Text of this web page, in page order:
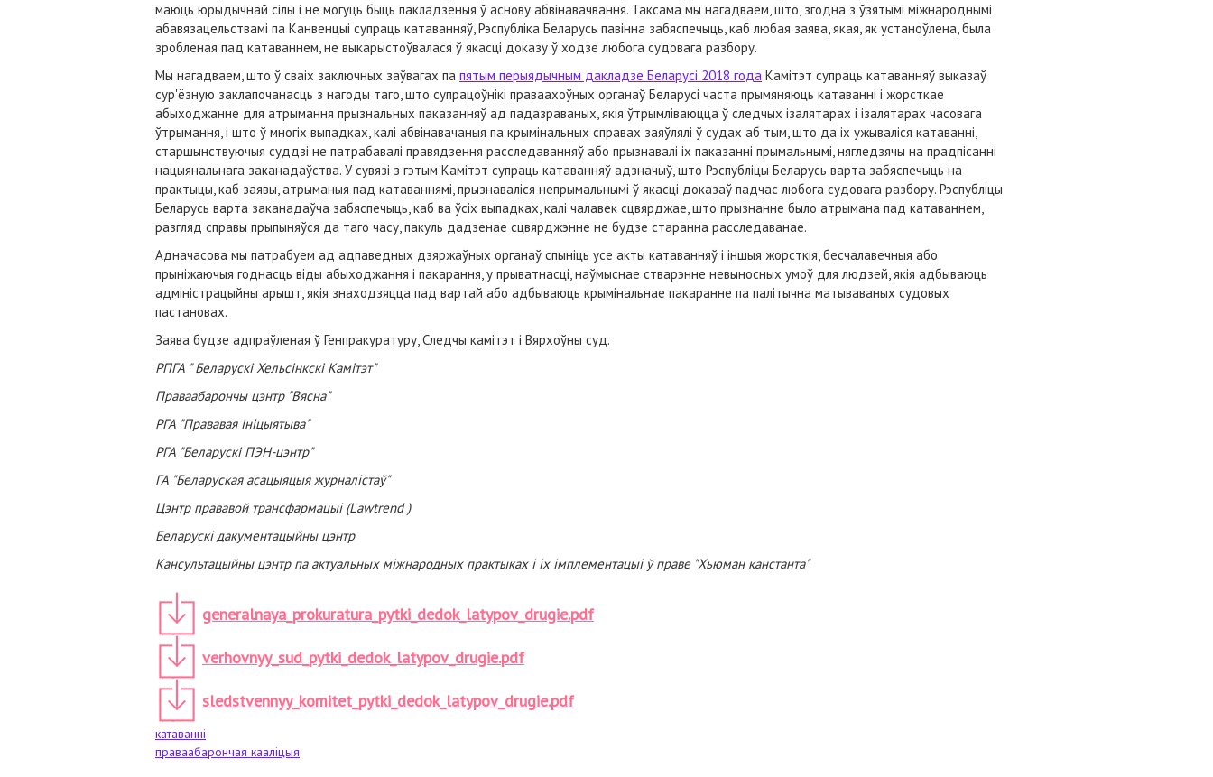
маюць юрыдычнай сілы і не могуць быць пакладзеныя ў аснову абвінавачвання. Таксама мы нагадваем, што, згодна з ўзятымі міжнароднымі
абавязацельствамі па Канвенцыі супраць катаванняў, Рэспубліка Беларусь павінна забяспечыць, каб любая заява, якая, як устаноўлена, была
зробленая пад катаваннем, не выкарыстоўвалася ў якасці доказу ў ходзе любога судовага разбору.
Мы нагадваем, што ў сваіх заключных заўвагах па пятым перыядычным дакладзе Беларусі 2018 года Камітэт супраць катаванняў выказаў
сур'ёзную заклапочанасць з нагоды таго, што супрацоўнікі праваахоўных органаў Беларусі часта прымяняюць катаванні і жорсткае
абыходжанне для атрымання прызнальных паказанняў ад падазраваных, якія ўтрымліваюцца ў следчых ізалятарах і ізалятарах часовага
ўтрымання, і што ў многіх выпадках, калі абвінавачаныя па крымінальных справах заяўлялі ў судах аб тым, што да іх ужываліся катаванні,
старшынствуючыя суддзі не патрабавалі правядзення расследаванняў або прызнавалі іх паказанні прымальнымі, нягледзячы на прадпісанні
нацыянальнага заканадаўства. У сувязі з гэтым Камітэт супраць катаванняў адзначыў, што Рэспубліцы Беларусь варта забяспечыць на
практыцы, каб заявы, атрыманыя пад катаваннямі, прызнаваліся непрымальнымі ў якасці доказаў падчас любога судовага разбору. Рэспубліцы
Беларусь варта заканадаўча забяспечыць, каб ва ўсіх выпадках, калі чалавек сцвярджае, што прызнанне было атрымана пад катаваннем,
разгляд справы прыпыняўся да таго часу, пакуль дадзенае сцвярджэнне не будзе старанна расследаванае.
Адначасова мы патрабуем ад адпаведных дзяржаўных органаў спыніць усе акты катаванняў і іншыя жорсткія, бесчалавечныя або
прыніжаючыя годнасць віды абыходжання і пакарання, у прыватнасці, наўмыснае стварэнне невыносных умоў для людзей, якія адбываюць
адміністрацыйны арышт, якія знаходзяцца пад вартай або адбываюць крымінальнае пакаранне па палітычна матываваных судовых
пастановах.
Заява будзе адпраўленая ў Генпракуратуру, Следчы камітэт і Вярхоўны суд.
РПГА " Беларускі Хельсінкскі Камітэт"
Праваабарончы цэнтр "Вясна"
РГА "Прававая ініцыятыва"
РГА "Беларускі ПЭН-цэнтр"
ГА "Беларуская асацыяцыя журналістаў"
Цэнтр прававой трансфармацыі (Lawtrend )
Беларускі дакументацыйны цэнтр
Кансультацыйны цэнтр па актуальных міжнародных практыках і іх імплементацыі ў праве "Хьюман канстанта"
generalnaya_prokuratura_pytki_dedok_latypov_drugie.pdf
verhovnyy_sud_pytki_dedok_latypov_drugie.pdf
sledstvennyy_komitet_pytki_dedok_latypov_drugie.pdf
катаванні
праваабарончая кааліцыя